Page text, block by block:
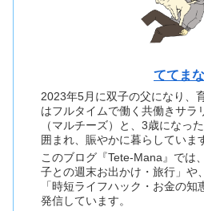
ててまな
2023年5月に双子の父になり、
はフルタイムで働く共働きサラ
（マルチーズ）と、3歳になっ
囲まれ、賑やかに暮らしていま
このブログ『Tete-Mana』では
子との週末お出かけ・旅行」や
「時短ライフハック・お金の
発信しています。